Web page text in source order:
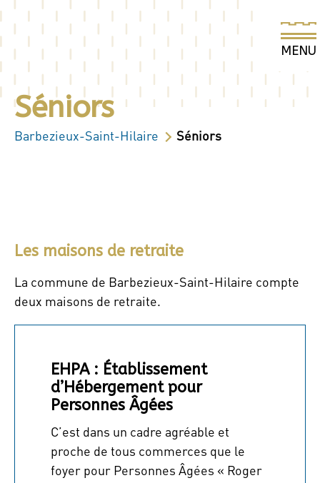
Séniors
Barbezieux-Saint-Hilaire Séniors
Les maisons de retraite
La commune de Barbezieux-Saint-Hilaire compte
deux maisons de retraite.
EHPA : Établissement
d’Hébergement pour
Personnes Âgées
C’est dans un cadre agréable et
proche de tous commerces que le
foyer pour Personnes Âgées « Roger